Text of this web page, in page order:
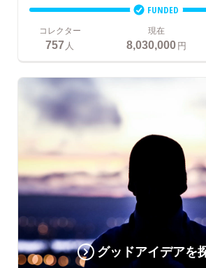
FUNDED
コレクター
757人
現在
8,030,000円
グッドアイデアを